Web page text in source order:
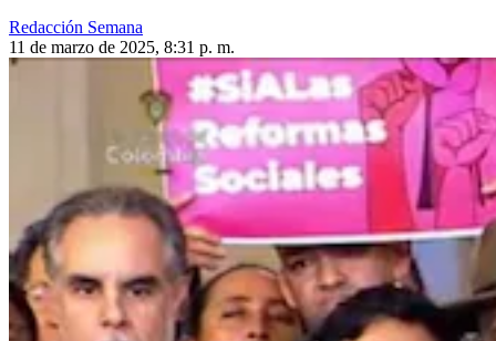
Redacción Semana
11 de marzo de 2025, 8:31 p. m.